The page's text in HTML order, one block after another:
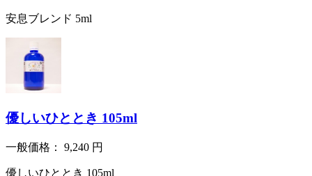
安息ブレンド 5ml
優しいひととき 105ml
一般価格： 9,240 円
優しいひととき 105ml